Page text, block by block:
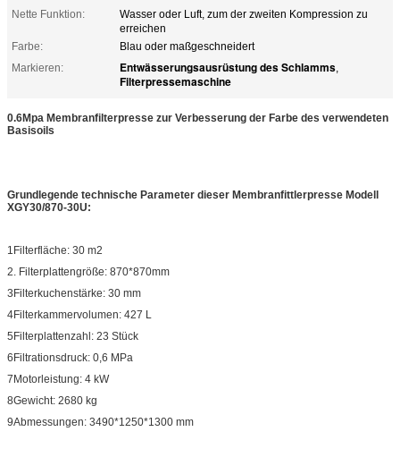
Nette Funktion:
Wasser oder Luft, zum der zweiten Kompression zu
erreichen
Farbe:
Blau oder maßgeschneidert
Markieren:
Entwässerungsausrüstung des Schlamms,
Filterpressemaschine
0.6Mpa Membranfilterpresse zur Verbesserung der Farbe des verwendeten
Basisoils
Grundlegende technische Parameter dieser Membranfittlerpresse Modell
XGY30/870-30U:
1Filterfläche: 30 m2
2. Filterplattengröße: 870*870mm
3Filterkuchenstärke: 30 mm
4Filterkammervolumen: 427 L
5Filterplattenzahl: 23 Stück
6Filtrationsdruck: 0,6 MPa
7Motorleistung: 4 kW
8Gewicht: 2680 kg
9Abmessungen: 3490*1250*1300 mm